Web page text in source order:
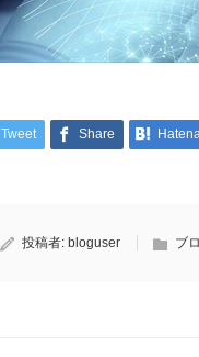
Tweet Share
投稿者: bloguser ブ